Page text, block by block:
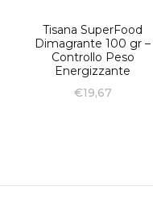
Tisana SuperFood
Dimagrante 100 gr –
Controllo Peso
Energizzante
€19,67